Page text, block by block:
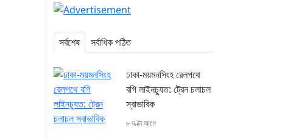
সর্বশেষ সর্বাধিক পঠিত
ঢাকা-ময়মনসিংহ রেলপথে
বগি লাইনচ্যুত: ট্রেন চলাচল
স্বাভাবিক
৮ ঘণ্টা আগে